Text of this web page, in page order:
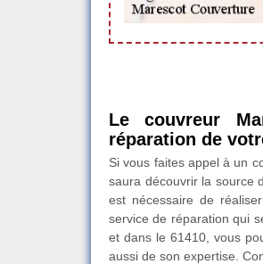
Le couvreur
réparation de
Si vous faites appel à un
saura découvrir la source
est nécessaire de
service de réparation qui
et dans le 61410, vous
aussi de son expertise.